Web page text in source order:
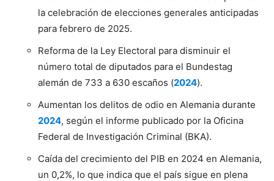
la celebración de elecciones generales anticipadas
para febrero de 2025.
Reforma de la Ley Electoral para disminuir el
número total de diputados para el Bundestag
alemán de 733 a 630 escaños (2024).
Aumentan los delitos de odio en Alemania durante
2024, según el informe publicado por la Oficina
Federal de Investigación Criminal (BKA).
Caída del crecimiento del PIB en 2024 en Alemania,
un 0,2%, lo que indica que el país sigue en plena